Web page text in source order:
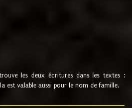
les deux écritures dans les textes :
est valable aussi pour le nom de famille.